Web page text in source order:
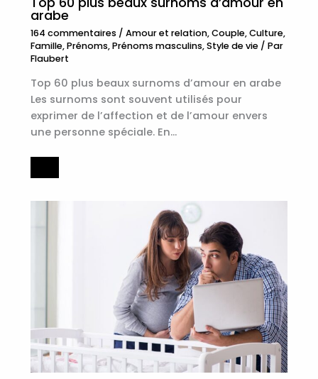
arabe
164 commentaires / Amour et relation,Couple,Culture,
Famille,Prénoms,Prénoms masculins,Style de vie/ Par
Flaubert
Top 60 plus beaux surnoms d’amour en arabe
Les surnoms sont souvent utilisés pour
exprimer de l’affection et de l’amour envers
une personne spéciale. En…